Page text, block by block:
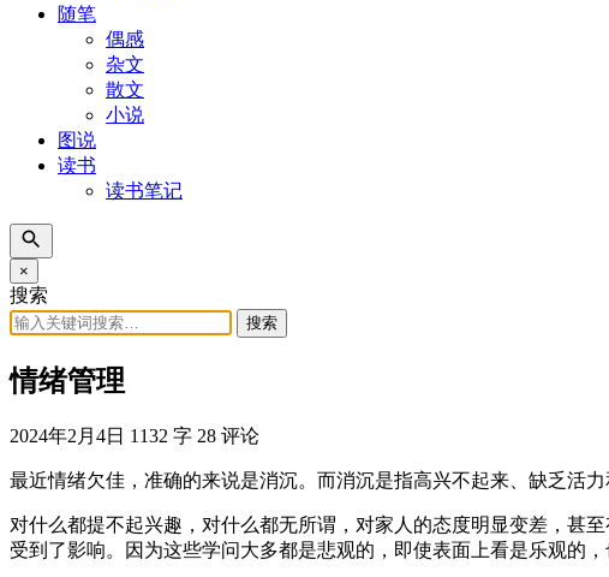
随笔
偶感
杂文
散文
小说
图说
读书
读书笔记
×
搜索
搜索
情绪管理
2024年2月4日 1132 字 28 评论
最近情绪欠佳，准确的来说是消沉。而消沉是指高兴不起来、缺乏活
对什么都提不起兴趣，对什么都无所谓，对家人的态度明显变差，甚
受到了影响。因为这些学问大多都是悲观的，即使表面上看是乐观的